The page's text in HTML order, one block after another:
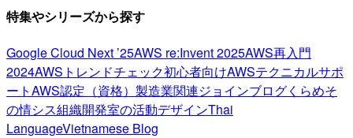
特集やシリーズから探す
Google Cloud Next ’25AWS re:Invent 2025AWS再入門
2024AWSトレンドチェック初心者向けAWSテクニカルサポ
ートAWS認定（資格） 製造業関連ジョインブログくらめそ
の情シス組織開発室の活動デザインThai
LanguageVietnamese Blog